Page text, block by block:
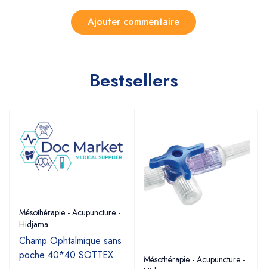
Bestsellers
Mésothérapie - Acupuncture -
Hidjama
Champ Ophtalmique sans
poche 40*40 SOTTEX
Mésothérapie - Acupuncture -